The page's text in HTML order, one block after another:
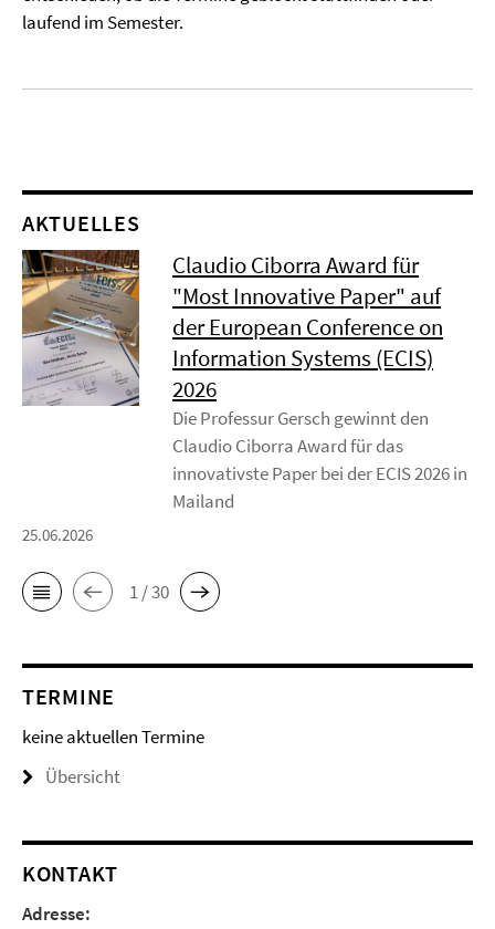
laufend im Semester.
AKTUELLES
Claudio Ciborra Award für
"Most Innovative Paper" auf
der European Conference on
Information Systems (ECIS)
2026
Die Professur Gersch gewinnt den
Claudio Ciborra Award für das
innovativste Paper bei der ECIS 2026 in
Mailand
25.06.2026
1 / 30
TERMINE
keine aktuellen Termine
Übersicht
KONTAKT
Adresse: